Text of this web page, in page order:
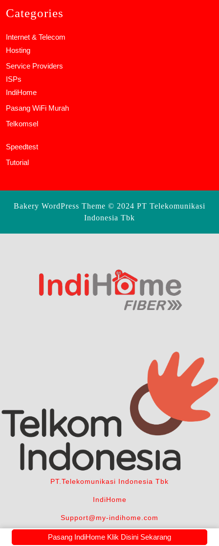
Categories
Internet & Telecom
Hosting
Service Providers
ISPs
IndiHome
Pasang WiFi Murah
Telkomsel
Speedtest
Tutorial
Bakery WordPress Theme © 2024 PT Telekomunikasi
Indonesia Tbk
PT.Telekomunikasi Indonesia Tbk
IndiHome
Support@my-indihome.com
+6281314300585
Pasang IndiHome Klik Disini Sekarang